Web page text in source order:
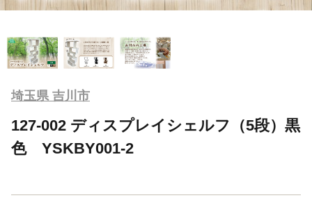
埼玉県 吉川市
127-002 ディスプレイシェルフ（5段）黒
色 YSKBY001-2